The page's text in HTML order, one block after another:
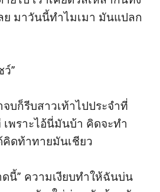
ย มาวันนี้ทำไมเมา มันแปลก
”
จบก็รีบสาวเท้าไปประจำที่
พราะไอ้นี่มันบ้า คิดจะทำ
คิดท้าทายมันเชียว
ดนี้” ความเงียบทำให้ฉันบ่น